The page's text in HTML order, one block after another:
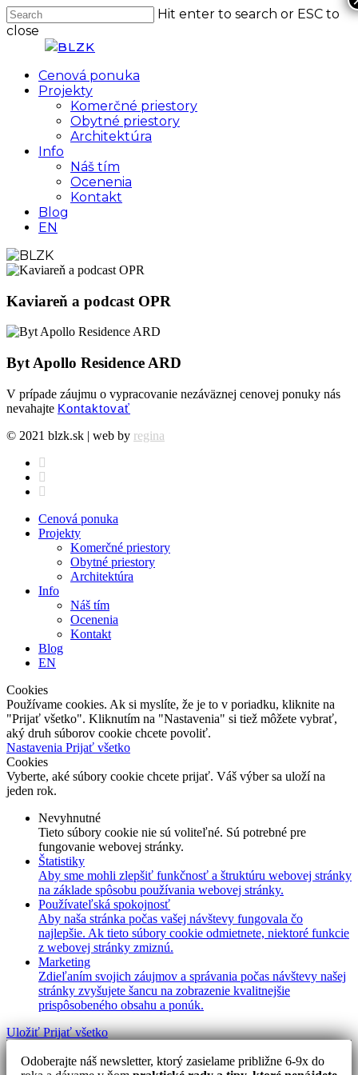
Skip
to
Hit enter to search or ESC to
close
MenuCenová ponuka
Projekty
Komerčné priestory
Obytné priestory
Architektúra
Info
Náš tím
Ocenenia
Kontakt
Blog
EN
Kaviareň a podcast OPR
Byt Apollo Residence ARD
V prípade záujmu o vypracovanie nezáväznej cenovej ponuky nás
nevahajte Kontaktovať
© 2021 blzk.sk | web by regina
facebook
instagram
behance
Close
Menu
Cenová ponuka
Projekty
Komerčné priestory
Obytné priestory
Architektúra
Info
Náš tím
Ocenenia
Kontakt
Blog
EN
Cookies
Používame cookies. Ak si myslíte, že je to v poriadku, kliknite na
"Prijať všetko". Kliknutím na "Nastavenia" si tiež môžete vybrať,
aký druh súborov cookie chcete povoliť.
Nastavenia Prijať všetko
Cookies
Vyberte, aké súbory cookie chcete prijať. Váš výber sa uloží na
jeden rok.
Nevyhnutné
Tieto súbory cookie nie sú voliteľné. Sú potrebné pre
fungovanie webovej stránky.
Štatistiky
Aby sme mohli zlepšiť funkčnosť a štruktúru webovej stránky
na základe spôsobu používania webovej stránky.
Používateľská spokojnosť
Aby naša stránka počas vašej návštevy fungovala čo
najlepšie. Ak tieto súbory cookie odmietnete, niektoré funkcie
z webovej stránky zmiznú.
Marketing
Zdieľaním svojich záujmov a správania počas návštevy našej
stránky zvyšujete šancu na zobrazenie kvalitnejšie
prispôsobeného obsahu a ponúk.
UložiťPrijať všetko
Odoberajte náš newsletter, ktorý zasielame približne 6-9x do